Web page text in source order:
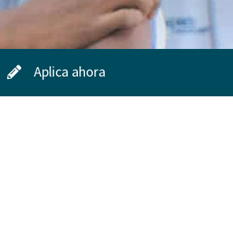
Aplica ahora